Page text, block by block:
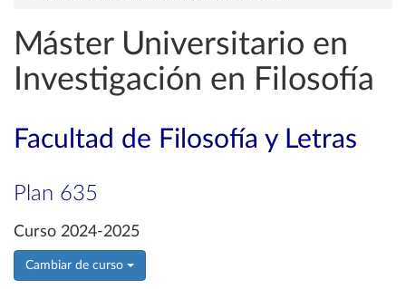
Máster Universitario en
Investigación en Filosofía
Facultad de Filosofía y Letras
Plan 635
Curso 2024-2025
Cambiar de curso